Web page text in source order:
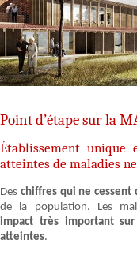
Point d’étape sur la
Établissement unique
atteintes de maladies
Des chiffres qui ne cessent
de la population. Les
impact très important
atteintes.